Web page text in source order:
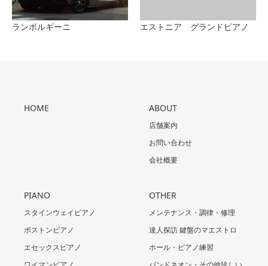
ランボルギーニ エストニア グランドピアノ
HOME ABOUT
店舗案内
お問い合わせ
会社概要
PIANO
スタインウェイピアノ
ボストンピアノ
エセックスピアノ
OTHER
メンテナンス・調律・修理
達人探訪 鍵盤のマエストロ
ホール・ピアノ練習